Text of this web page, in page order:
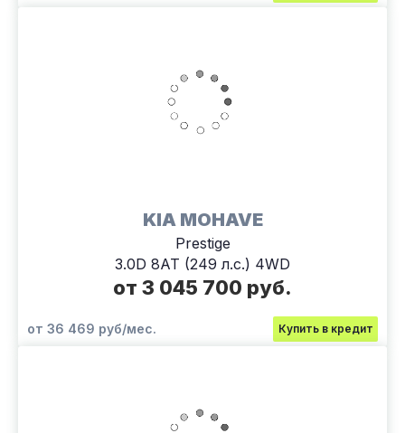
KIA MOHAVE
Prestige
3.0D 8AT (249 л.с.) 4WD
от 3 045 700 руб.
от 36 469 руб/мес. Купить в кредит